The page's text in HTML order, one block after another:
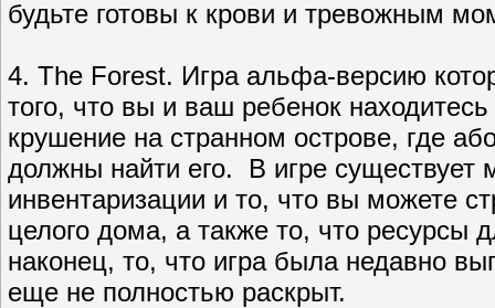
будьте готовы к крови и тревожным
4. The Forest. Игра альфа-версию
того, что вы и ваш ребенок
крушение на странном острове, где
должны найти его. В игре существует
инвентаризации и то, что вы можете
целого дома, а также то, что ресурсы
наконец, то, что игра была недавно
еще не полностью раскрыт.